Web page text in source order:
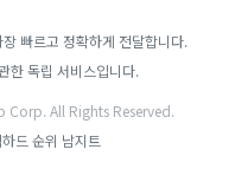
빠르고 정확하게 전달합니다.
한 독립 서비스입니다.
All Rights Reserved.
드 순위 남지트